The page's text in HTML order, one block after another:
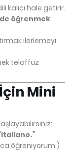
kalıcı hale getirir.
öğrenmek
ilerlemeyi
telaffuz
Mini
öğreniyorum.)